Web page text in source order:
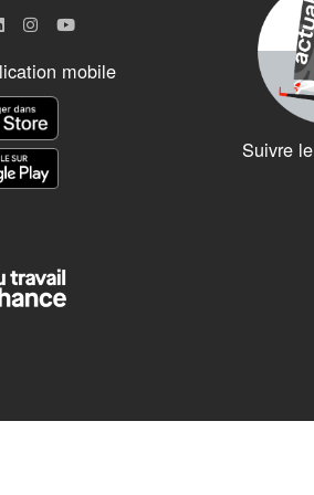
les réglementations. Personnalisez
mobile
Suivre